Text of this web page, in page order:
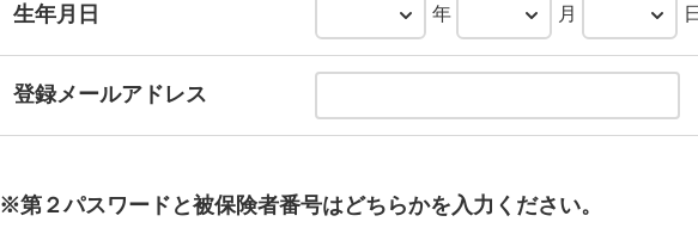
生年月日 年 月
登録メールアドレス
※第２パスワードと被保険者番号はどちらかを入力ください。